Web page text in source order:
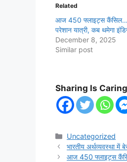
Related
आज 450 फ्लाइट्स कैंसिल…
परेशान यात्री, कब थमेगा
December 8, 2025
Similar post
Sharing Is
Categories
Uncategorized
भारतीय अर्थव्यवस्था में
आज 450 फ्लाइट्स